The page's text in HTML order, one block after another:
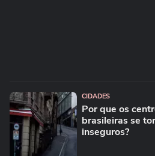
CIDADES
Por que os
brasileiras se
inseguros?